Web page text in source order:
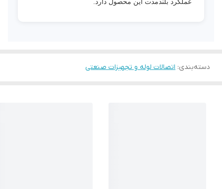
دسته‌بندی: اتصالات لوله و تجهیزات صنعتی